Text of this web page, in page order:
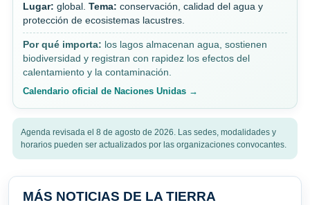
Lugar: global. Tema: conservación, calidad del agua y
protección de ecosistemas lacustres.
Por qué importa: los lagos almacenan agua, sostienen
biodiversidad y registran con rapidez los efectos del
calentamiento y la contaminación.
Calendario oficial de Naciones Unidas →
Agenda revisada el 8 de agosto de 2026. Las sedes, modalidades y
horarios pueden ser actualizados por las organizaciones convocantes.
MÁS NOTICIAS DE LA TIERRA